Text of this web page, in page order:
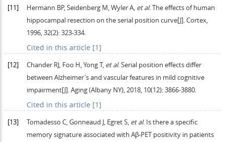
[11] Hermann BP,Seidenberg M,WylerA, et al. The effects of human
hippocampal resection on the serial position curve[J].Cortex,
1996,32(2): 323-334.
Cited in this article [1]
[12] Chander RJ, Foo H,YongT, et al. Serial position effects differ
between Alzheimer's and vascular features in mild cognitive
impairment[J].Aging (Albany NY),2018, 10(12): 3866-3880.
Cited in this article [1]
[13] Tomadesso C,Gonneaud J, EgretS, et al. Is there a specific
memory signature associated with Aβ-PET positivity in patients